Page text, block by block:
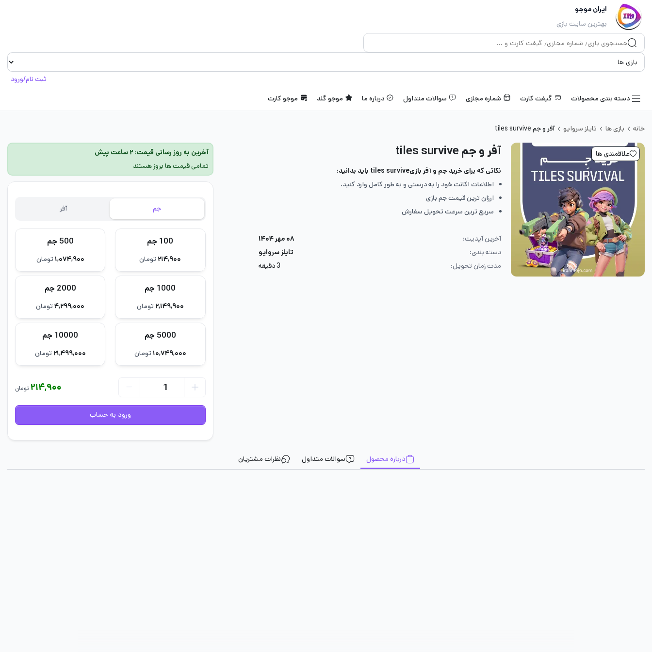
ایران موجو
بهترین سایت بازی
ثبت نام/ورود
دسته بندی محصولات
گیفت کارت شماره مجازی سوالات متداول درباره ما موجو گلد موجو کارت
خانه بازی ها تایلز سروایو آفر و جم tiles survive
علاقمندی ها آفر و جم tiles survive
نکاتی که برای خرید جم و آفر بازیtiles survive باید بدانید:
اطلاعات اکانت خود را به درستی و به طور کامل وارد کنید.
ارزان ترین قیمت جم بازی
سریع ترین سرعت تحویل سفارش
آخرین آپدیت:
۰۸ مهر ۱۴۰۴
دسته بندی:
تایلز سروایو
مدت زمان تحویل:
3 دقیقه
آخرین به روز رسانی قیمت: ۲ ساعت پیش
تمامی قیمت ها بروز هستند
جم آفر
100 جم
۲۱۴,۹۰۰ تومان
500 جم
۱,۰۷۴,۹۰۰ تومان
1000 جم
۲,۱۴۹,۹۰۰ تومان
2000 جم
۴,۲۹۹,۰۰۰تومان
5000 جم
۱۰,۷۴۹,۰۰۰ تومان
10000 جم
۲۱,۴۹۹,۰۰۰ تومان
۲۱۴,۹۰۰ تومان
ورود به حساب
درباره محصول سوالات متداول نظرات مشتریان